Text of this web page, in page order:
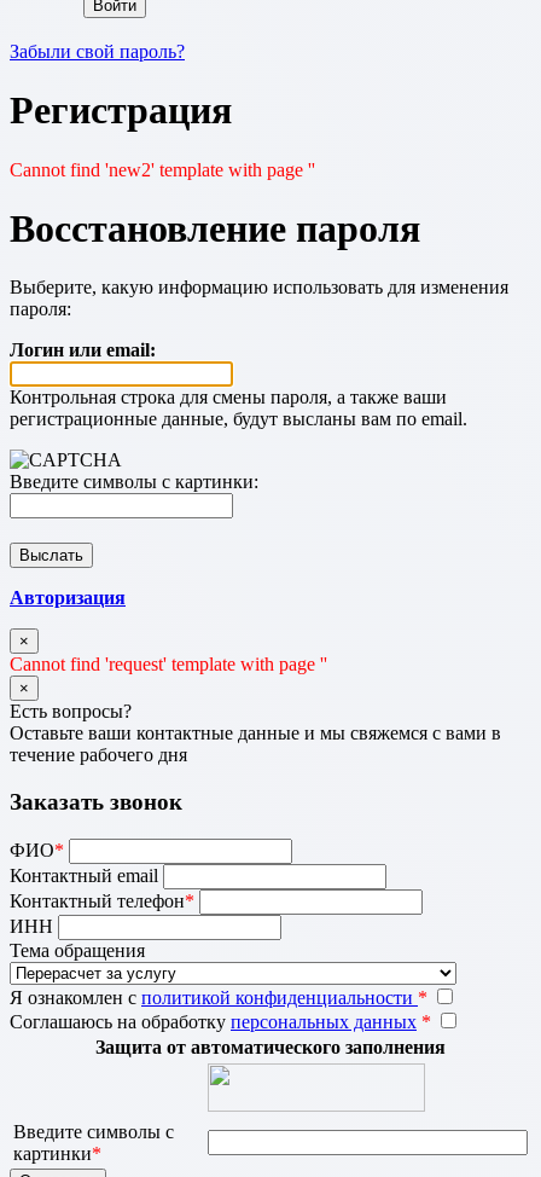
Забыли свой пароль?
Регистрация
Cannot find 'new2' template with page ''
Восстановление пароля
Выберите, какую информацию использовать для изменения
пароля:
Логин или email:
Контрольная строка для смены пароля, а также ваши
регистрационные данные, будут высланы вам по email.
Введите символы с картинки:
Авторизация
×
Cannot find 'request' template with page ''
×
Есть вопросы?
Оставьте ваши контактные данные и мы свяжемся с вами в
течение рабочего дня
Заказать звонок
ФИО*
Контактный email
Контактный телефон*
ИНН
Тема обращения
Я ознакомлен с политикой конфиденциальности *
Соглашаюсь на обработку персональных данных *
Защита от автоматического заполнения
Введите символы с
картинки*